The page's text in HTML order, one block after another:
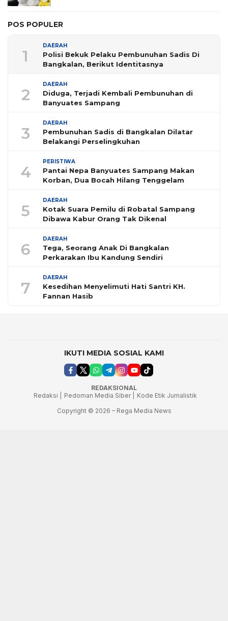
POS POPULER
1
DAERAH
Polisi Bekuk Pelaku Pembunuhan Sadis Di
Bangkalan, Berikut Identitasnya
2
DAERAH
Diduga, Terjadi Kembali Pembunuhan di
Banyuates Sampang
3
DAERAH
Pembunuhan Sadis di Bangkalan Dilatar
Belakangi Perselingkuhan
4
PERISTIWA
Pantai Nepa Banyuates Sampang Makan
Korban, Dua Bocah Hilang Tenggelam
5
DAERAH
Kotak Suara Pemilu di Robatal Sampang
Dibawa Kabur Orang Tak Dikenal
6
DAERAH
Tega, Seorang Anak Di Bangkalan
Perkarakan Ibu Kandung Sendiri
7
DAERAH
Kesedihan Menyelimuti Hati Santri KH.
Fannan Hasib
IKUTI MEDIA SOSIAL KAMI
REDAKSIONAL
Redaksi |
Pedoman Media Siber |
Kode Etik Jurnalistik
Copyright © 2026 – Rega Media News